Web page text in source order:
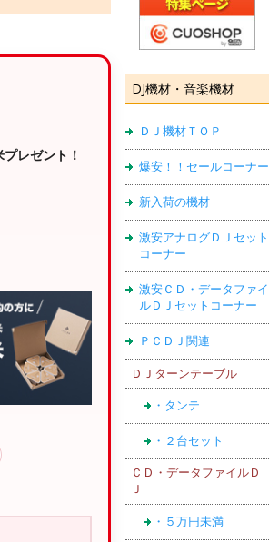
DJ機材・音楽機材
ＤＪ機材ＴＯＰ
爆安！！セールコーナー
新入荷の機材
激安アナログＤＪセット
コーナー
激安ＣＤ・データファイ
ルＤＪセットコーナー
ＰＣＤＪ関連
ＤＪターンテーブル
・タンテ
・２台セット
ＣＤ・データファイルＤ
Ｊ
・５万円未満
レゼント！